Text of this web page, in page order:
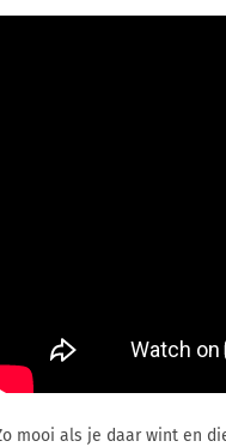
mooi als je daar wint en